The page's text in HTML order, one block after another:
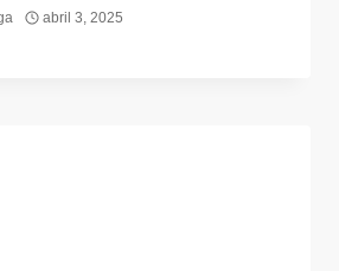
abril 3, 2025